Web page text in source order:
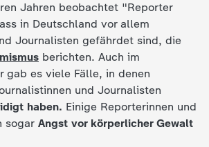
Jahren beobachtet "Reporter
in Deutschland vor allem
Journalisten gefährdet sind, die
berichten. Auch im
gab es viele Fälle, in denen
und Journalisten
haben. Einige Reporterinnen und
sogar Angst vor körperlicher Gewalt